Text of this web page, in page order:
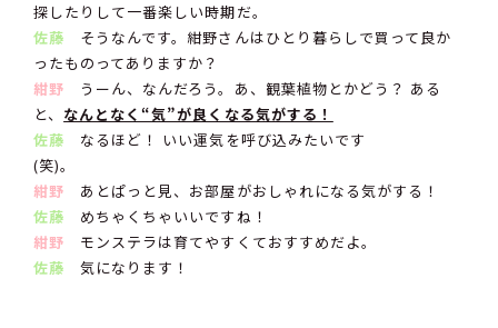
探したりして一番楽しい時期だ。
佐藤 そうなんです。紺野さんはひとり暮らしで買って良か
ったものってありますか？
紺野 うーん、なんだろう。あ、観葉植物とかどう？ ある
と、 なんとなく“気”が良くなる気がする！
佐藤 なるほど！ いい運気を呼び込みたいです
(笑)。
紺野 あとぱっと見、お部屋がおしゃれになる気がする！
佐藤 めちゃくちゃいいですね！
紺野 モンステラは育てやすくておすすめだよ。
佐藤 気になります！